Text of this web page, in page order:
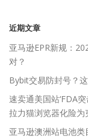
近期文章
亚马逊EPR新规：
对？
Bybit交易防封号？
速卖通美国站‘FDA
拉力猫浏览器化险为
亚马逊澳洲站电池